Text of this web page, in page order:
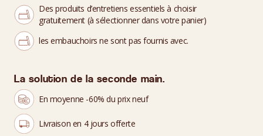
Des produits d’entretiens essentiels à choisir
gratuitement (à sélectionner dans votre panier)
les embauchoirs ne sont pas fournis avec.
La solution de la seconde main.
En moyenne -60% du prix neuf
Livraison en 4 jours offerte